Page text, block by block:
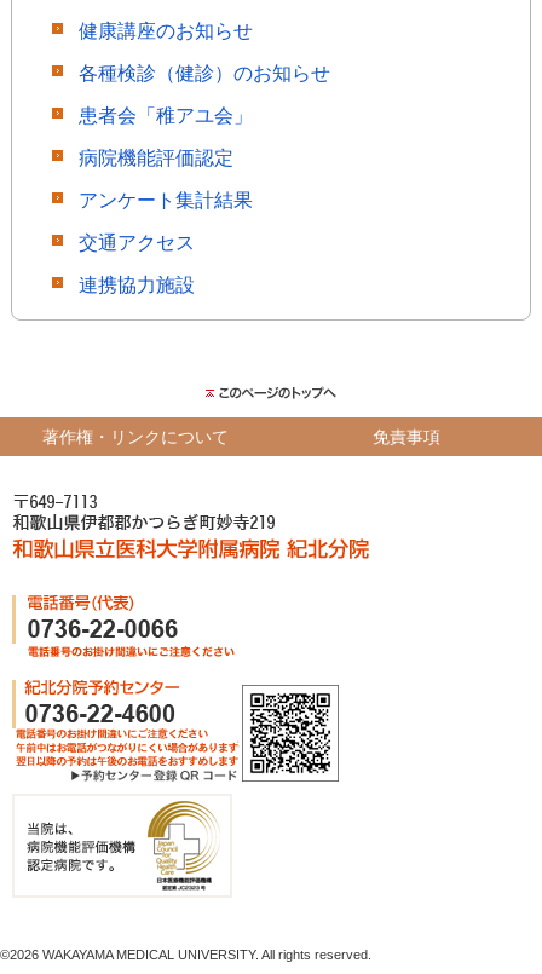
健康講座のお知らせ
各種検診（健診）のお知らせ
患者会「稚アユ会」
病院機能評価認定
アンケート集計結果
交通アクセス
連携協力施設
著作権・リンクについて 免責事項
©2026 WAKAYAMA MEDICAL UNIVERSITY. All rights reserved.